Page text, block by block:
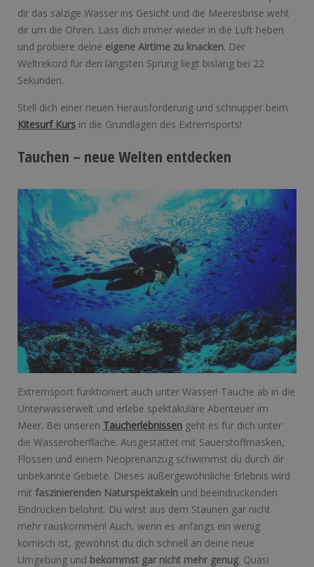
dir das salzige Wasser ins Gesicht und die Meeresbrise weht
dir um die Ohren. Lass dich immer wieder in die Luft heben
und probiere deine eigene Airtime zu knacken. Der
Weltrekord für den längsten Sprung liegt bislang bei 22
Sekunden.
Stell dich einer neuen Herausforderung und schnupper beim
Kitesurf Kurs in die Grundlagen des Extremsports!
Tauchen – neue Welten entdecken
Extremsport funktioniert auch unter Wasser! Tauche ab in die
Unterwasserwelt und erlebe spektakuläre Abenteuer im
Meer. Bei unseren Taucherlebnissen geht es für dich unter
die Wasseroberfläche. Ausgestattet mit Sauerstoffmasken,
Flossen und einem Neoprenanzug schwimmst du durch dir
unbekannte Gebiete. Dieses außergewöhnliche Erlebnis wird
mit faszinierenden Naturspektakeln und beeindruckenden
Eindrücken belohnt. Du wirst aus dem Staunen gar nicht
mehr rauskommen! Auch, wenn es anfangs ein wenig
komisch ist, gewöhnst du dich schnell an deine neue
Umgebung und bekommst gar nicht mehr genug. Quasi